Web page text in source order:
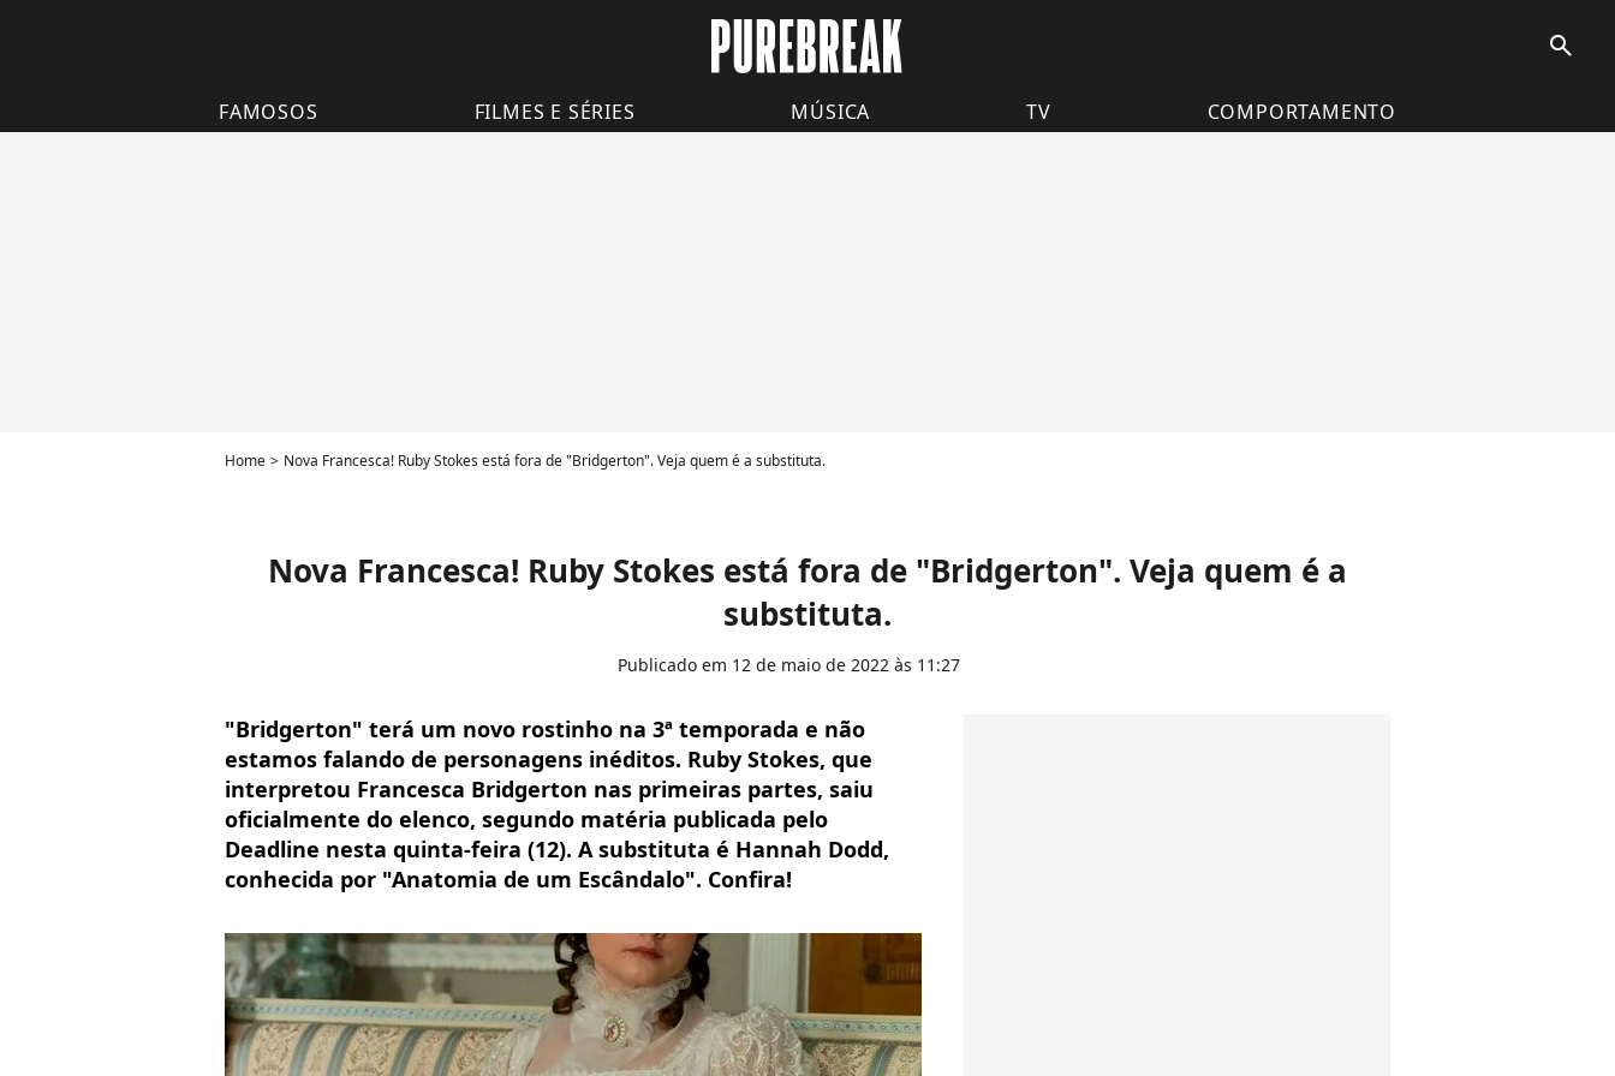
search
FAMOSOS FILMES E SÉRIES MÚSICA TV COMPORTAMENTO
Home Nova Francesca! Ruby Stokes está fora de "Bridgerton". Veja quem é a substituta.
Nova Francesca! Ruby Stokes está fora de "Bridgerton". Veja quem é a
substituta.
Publicado em 12 de maio de 2022 às 11:27
"Bridgerton" terá um novo rostinho na 3ª temporada e não
estamos falando de personagens inéditos. Ruby Stokes, que
interpretou Francesca Bridgerton nas primeiras partes, saiu
oficialmente do elenco, segundo matéria publicada pelo
Deadline nesta quinta-feira (12). A substituta é Hannah Dodd,
conhecida por "Anatomia de um Escândalo". Confira!